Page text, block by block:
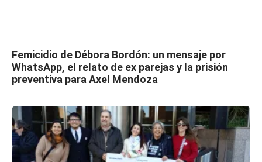
Femicidio de Débora Bordón: un mensaje por
WhatsApp, el relato de ex parejas y la prisión
preventiva para Axel Mendoza